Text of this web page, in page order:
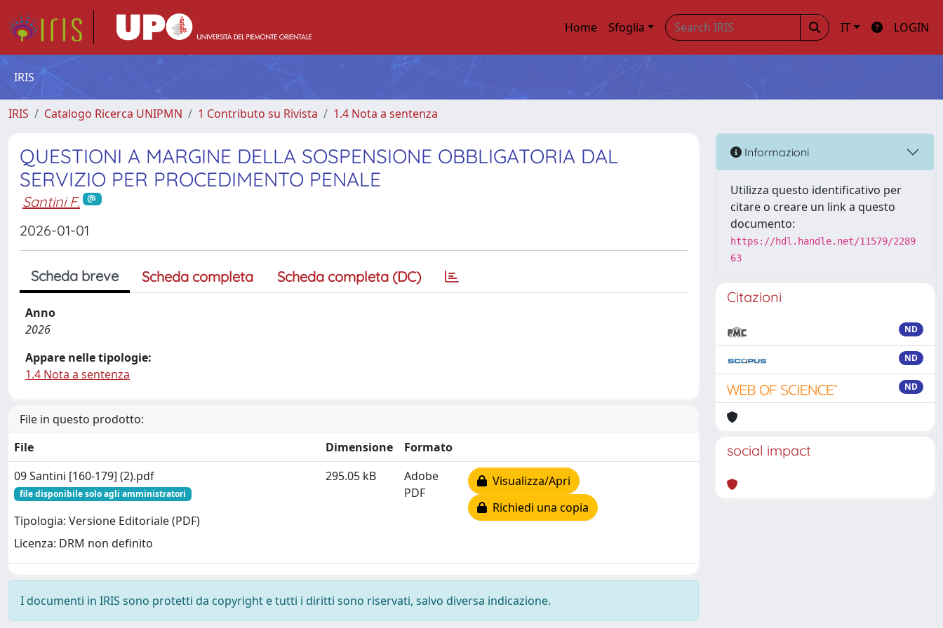
Home Sfoglia IT LOGIN
IRIS
IRIS Catalogo Ricerca UNIPMN 1 Contributo su Rivista 1.4 Nota a sentenza
QUESTIONI A MARGINE DELLA SOSPENSIONE OBBLIGATORIA DAL
SERVIZIO PER PROCEDIMENTO PENALE
Santini F.
2026-01-01
Scheda breve Scheda completa Scheda completa (DC)
Anno
2026
Appare nelle tipologie:
1.4 Nota a sentenza
File in questo prodotto:
File
Dimensione
Formato
09 Santini [160-179] (2).pdf
file disponibile solo agli amministratori
Tipologia: Versione Editoriale (PDF)
Licenza: DRM non definito
295.05 kB
Adobe
PDF
Visualizza/Apri
Richiedi una copia
I documenti in IRIS sono protetti da copyright e tutti i diritti sono riservati, salvo diversa indicazione.
Informazioni
Utilizza questo identificativo per
citare o creare un link a questo
documento:
https://hdl.handle.net/11579/2289
63
Citazioni
ND
ND
ND
social impact